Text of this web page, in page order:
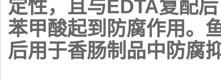
定性，且与EDTA复配
苯甲酸起到防腐作用。
后用于香肠制品中防腐